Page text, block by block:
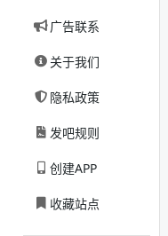
广告联系
关于我们
隐私政策
发吧规则
创建APP
收藏站点